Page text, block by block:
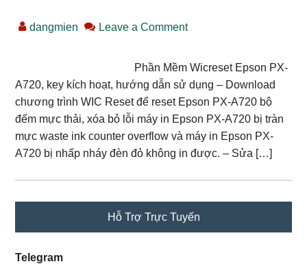
dangmien Leave a Comment
Phần Mềm Wicreset Epson PX-
A720, key kích hoạt, hướng dẫn sử dụng – Download
chương trình WIC Reset để reset Epson PX-A720 bộ
đếm mực thải, xóa bỏ lỗi máy in Epson PX-A720 bị tràn
mực waste ink counter overflow và máy in Epson PX-
A720 bị nhấp nháy đèn đỏ không in được. – Sửa […]
Hỗ Trợ Trực Tuyến
Telegram